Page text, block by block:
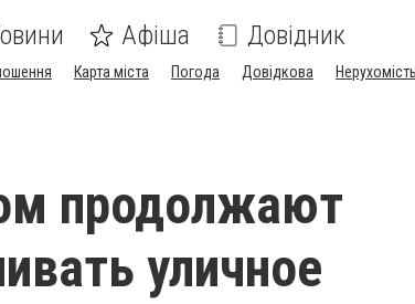
Афіша Довідник
Карта міста Погода Довідкова Нерухомість
продолжают
уличное